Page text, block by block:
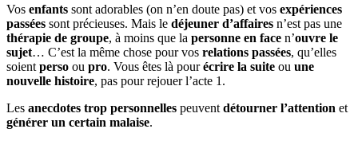
Vos enfants sont adorables (on n’en doute pas) et vos expériences
passées sont précieuses. Mais le déjeuner d’affaires n’est pas une
thérapie de groupe, à moins que la personne en face n’ouvre le
sujet… C’est la même chose pour vos relations passées, qu’elles
soient perso ou pro. Vous êtes là pourécrire la suite ou une
nouvelle histoire, pas pour rejouer l’acte 1.
Les anecdotes trop personnelles peuvent détourner l’attention et
générer un certain malaise.